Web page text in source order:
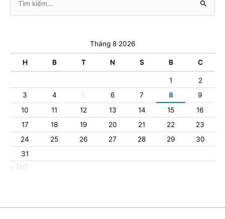
kiếm:
Tháng 8 2026
H B T N S B C
1
2
3
4 5 6 7 8
9
10
11 12 13 14 15
16
17
18 19 20 21 22
23
24
25 26 27 28 29
30
31
« Th7